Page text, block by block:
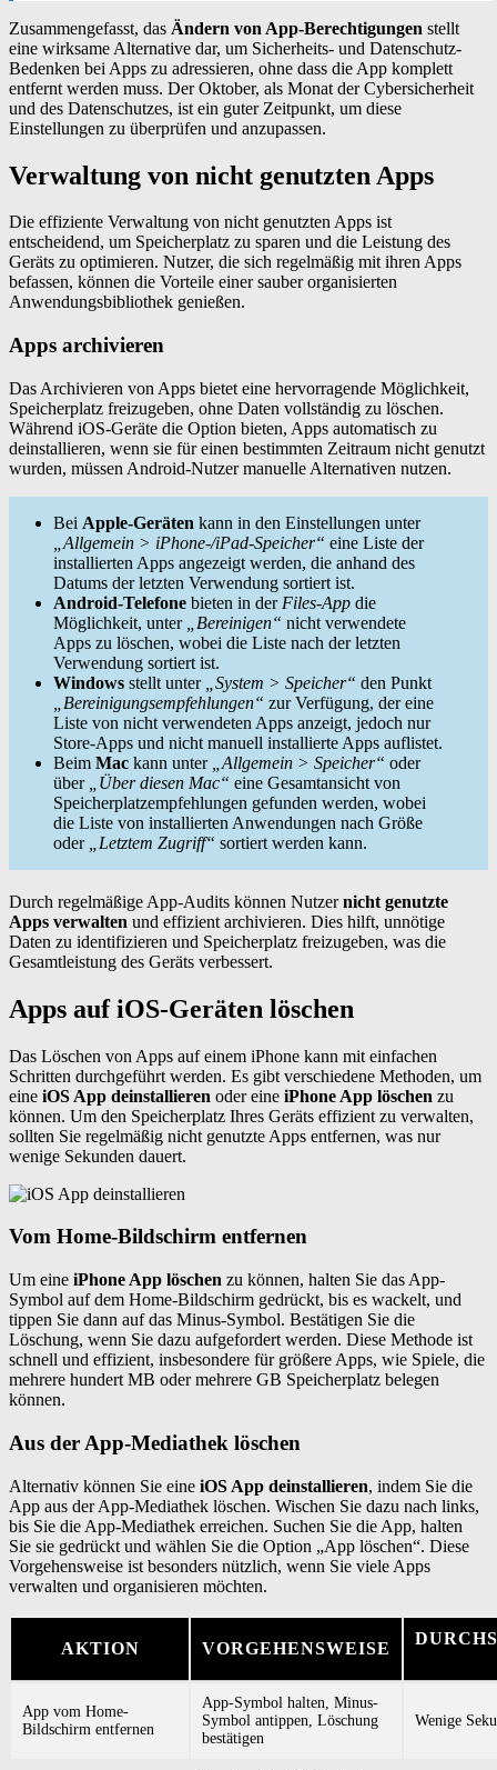
Zusammengefasst, das Ändern von App-Berechtigungen stellt
eine wirksame Alternative dar, um Sicherheits- und Datenschutz-
Bedenken bei Apps zu adressieren, ohne dass die App komplett
entfernt werden muss. Der Oktober, als Monat der Cybersicherheit
und des Datenschutzes, ist ein guter Zeitpunkt, um diese
Einstellungen zu überprüfen und anzupassen.
Verwaltung von nicht genutzten Apps
Die effiziente Verwaltung von nicht genutzten Apps ist
entscheidend, um Speicherplatz zu sparen und die Leistung des
Geräts zu optimieren. Nutzer, die sich regelmäßig mit ihren Apps
befassen, können die Vorteile einer sauber organisierten
Anwendungsbibliothek genießen.
Apps archivieren
Das Archivieren von Apps bietet eine hervorragende Möglichkeit,
Speicherplatz freizugeben, ohne Daten vollständig zu löschen.
Während iOS-Geräte die Option bieten, Apps automatisch zu
deinstallieren, wenn sie für einen bestimmten Zeitraum nicht genutzt
wurden, müssen Android-Nutzer manuelle Alternativen nutzen.
Bei Apple-Geräten kann in den Einstellungen unter
„Allgemein > iPhone-/iPad-Speicher“ eine Liste der
installierten Apps angezeigt werden, die anhand des
Datums der letzten Verwendung sortiert ist.
Android-Telefone bieten in der Files-App die
Möglichkeit, unter
„Bereinigen“ nicht verwendete
Apps zu löschen, wobei die Liste nach der letzten
Verwendung sortiert ist.
Windows stellt unter „System > Speicher“ den Punkt
„Bereinigungsempfehlungen“ zur Verfügung, der eine
Liste von nicht verwendeten Apps anzeigt, jedoch nur
Store-Apps und nicht manuell installierte Apps auflistet.
Beim Mac kann unter „Allgemein > Speicher“ oder
über
„Über diesen Mac“ eine Gesamtansicht von
Speicherplatzempfehlungen gefunden werden, wobei
die Liste von installierten Anwendungen nach Größe
oder
„Letztem Zugriff“ sortiert werden kann.
Durch regelmäßige App-Audits können Nutzernicht genutzte
Apps verwalten und effizient archivieren. Dies hilft, unnötige
Daten zu identifizieren und Speicherplatz freizugeben, was die
Gesamtleistung des Geräts verbessert.
Apps auf iOS-Geräten löschen
Das Löschen von Apps auf einem iPhone kann mit einfachen
Schritten durchgeführt werden. Es gibt verschiedene Methoden, um
eine iOS App deinstallieren oder eine iPhone App löschen zu
können. Um den Speicherplatz Ihres Geräts effizient zu verwalten,
sollten Sie regelmäßig nicht genutzte Apps entfernen, was nur
wenige Sekunden dauert.
Vom Home-Bildschirm entfernen
Um eine iPhone App löschen zu können, halten Sie das App-
Symbol auf dem Home-Bildschirm gedrückt, bis es wackelt, und
tippen Sie dann auf das Minus-Symbol. Bestätigen Sie die
Löschung, wenn Sie dazu aufgefordert werden. Diese Methode ist
schnell und effizient, insbesondere für größere Apps, wie Spiele, die
mehrere hundert MB oder mehrere GB Speicherplatz belegen
können.
Aus der App-Mediathek löschen
Alternativ können Sie eine iOS App deinstallieren, indem Sie die
App aus der App-Mediathek löschen. Wischen Sie dazu nach links,
bis Sie die App-Mediathek erreichen. Suchen Sie die App, halten
Sie sie gedrückt und wählen Sie die Option „App löschen“. Diese
Vorgehensweise ist besonders nützlich, wenn Sie viele Apps
verwalten und organisieren möchten.
AKTION VORGEHENSWEISE
App vom Home-
Bildschirm entfernen
App-Symbol halten, Minus-
Symbol antippen, Löschung
bestätigen
Wenige